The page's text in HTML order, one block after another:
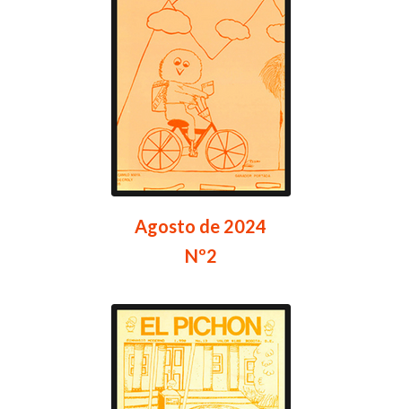
Agosto de 2024
Nº2